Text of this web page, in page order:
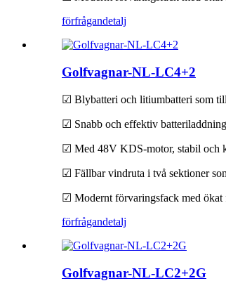
förfrågandetalj
Golfvagnar-NL-LC4+2
☑ Blybatteri och litiumbatteri som
☑ Snabb och effektiv
☑ Med 48V KDS-motor, stabil och
☑ Fällbar vindruta i två sektioner
☑ Modernt förvaringsfack med ökat
förfrågandetalj
Golfvagnar-NL-LC2+2G